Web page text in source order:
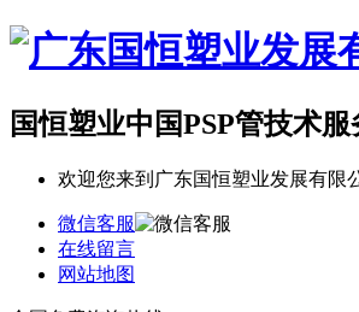
国恒塑业中国PSP管技术服
欢迎您来到广东国恒塑业发展有限
微信客服
在线留言
网站地图